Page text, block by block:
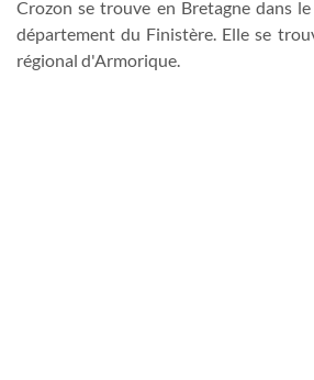
Crozon se trouve en Bretagne dans le
département du Finistère. Elle se
régional d'Armorique.